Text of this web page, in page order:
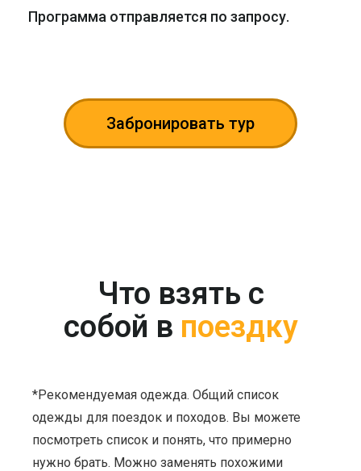
Программа отправляется по запросу.
Забронировать тур
Что взять с
собой в поездку
*Рекомендуемая одежда. Общий список
одежды для поездок и походов. Вы можете
посмотреть список и понять, что примерно
нужно брать. Можно заменять похожими